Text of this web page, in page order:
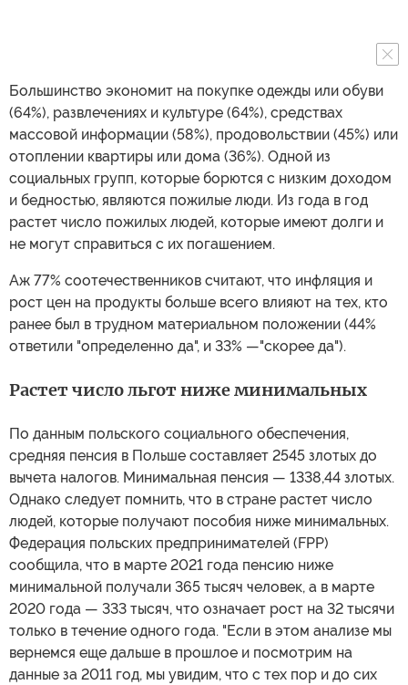
Большинство экономит на покупке одежды или обуви
(64%), развлечениях и культуре (64%), средствах
массовой информации (58%), продовольствии (45%) или
отоплении квартиры или дома (36%). Одной из
социальных групп, которые борются с низким доходом
и бедностью, являются пожилые люди. Из года в год
растет число пожилых людей, которые имеют долги и
не могут справиться с их погашением.
Аж 77% соотечественников считают, что инфляция и
рост цен на продукты больше всего влияют на тех, кто
ранее был в трудном материальном положении (44%
ответили "определенно да", и 33% —"скорее да").
Растет число льгот ниже минимальных
По данным польского социального обеспечения,
средняя пенсия в Польше составляет 2545 злотых до
вычета налогов. Минимальная пенсия — 1338,44 злотых.
Однако следует помнить, что в стране растет число
людей, которые получают пособия ниже минимальных.
Федерация польских предпринимателей (FPP)
сообщила, что в марте 2021 года пенсию ниже
минимальной получали 365 тысяч человек, а в марте
2020 года — 333 тысяч, что означает рост на 32 тысячи
только в течение одного года. "Если в этом анализе мы
вернемся еще дальше в прошлое и посмотрим на
данные за 2011 год, мы увидим, что с тех пор и до сих